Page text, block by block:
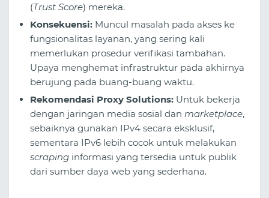
(Trust Score) mereka.
Konsekuensi: Muncul masalah pada akses ke
fungsionalitas layanan, yang sering kali
memerlukan prosedur verifikasi tambahan.
Upaya menghemat infrastruktur pada akhirnya
berujung pada buang-buang waktu.
Rekomendasi Proxy Solutions: Untuk bekerja
dengan jaringan media sosial dan marketplace,
sebaiknya gunakan IPv4 secara eksklusif,
sementara IPv6 lebih cocok untuk melakukan
scraping informasi yang tersedia untuk publik
dari sumber daya web yang sederhana.